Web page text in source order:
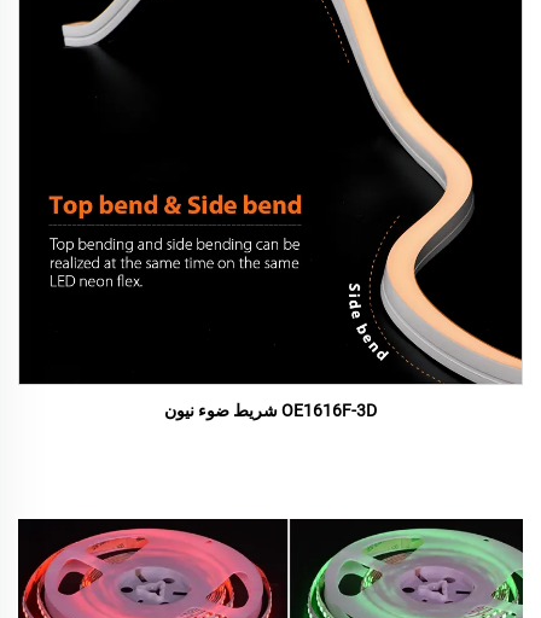
OE1616F-3D شريط ضوء نيون